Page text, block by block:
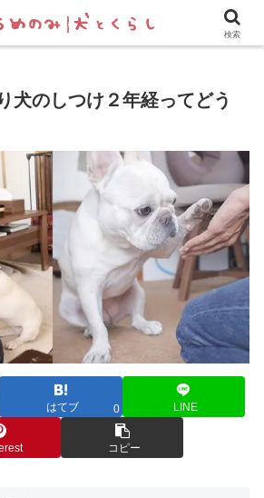
フレブル飼い方・しつけ ペットグッズ&
犬のしつけ２年経ってどう
はてブ 0 LINE
コピー
検索